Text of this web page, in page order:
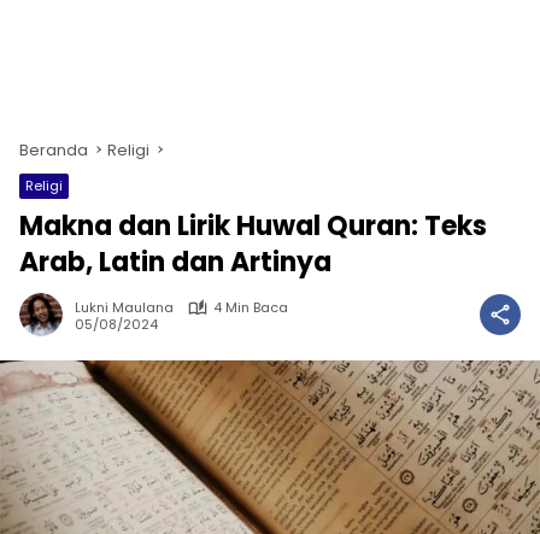
Beranda Religi
Religi
Makna dan Lirik Huwal Quran: Teks
Arab, Latin dan Artinya
Lukni Maulana
4 Min Baca
05/08/2024